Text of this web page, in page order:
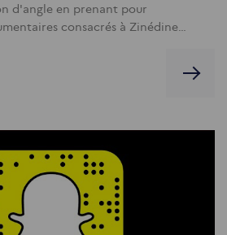
d'angle en prenant pour
consacrés à Zinédine…